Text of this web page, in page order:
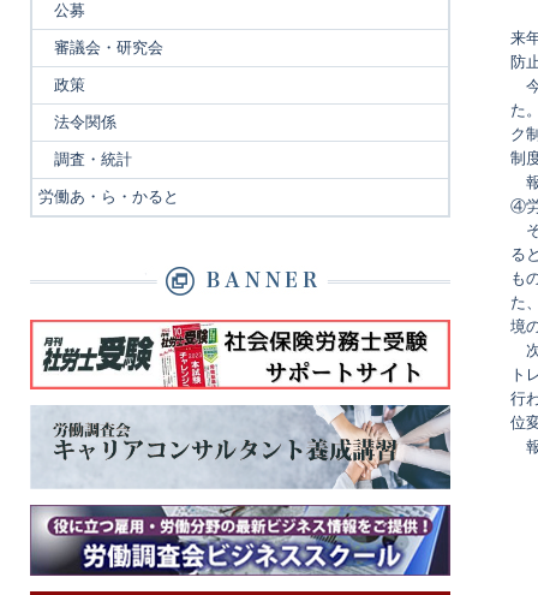
来
防
今
た
ク
制
④
そ
る
も
た
境
次
ト
行
位
報
公募
審議会・研究会
政策
法令関係
調査・統計
労働あ・ら・かると